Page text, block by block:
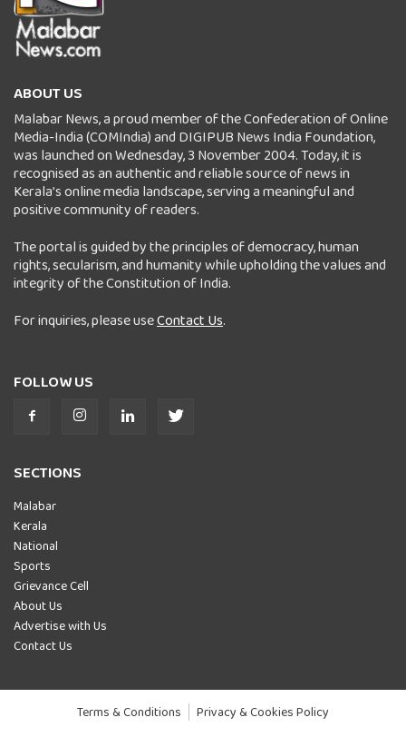
ABOUT US
Malabar News, a proud member of the Confederation of Online
Media-India (COMIndia) and DIGIPUB News India Foundation,
was launched on Wednesday, 3 November 2004. Today, it is
recognised as an authentic and reliable source of news in
Kerala’s online media landscape, serving a meaningful and
positive community of readers.
The portal is guided by the principles of democracy, human
rights, secularism, and humanity while upholding the values and
integrity of the Constitution of India.
For inquiries, please useContact Us.
FOLLOW US
SECTIONS
Malabar
Kerala
National
Sports
Grievance Cell
About Us
Advertise with Us
Contact Us
Terms & Conditions
Privacy & Cookies Policy